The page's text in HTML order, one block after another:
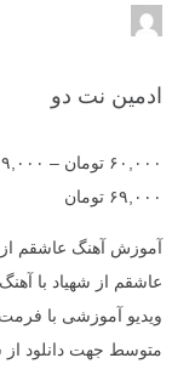
ادمین نت دو
۶۰,۰۰۰ تومان –
۶۹,۰۰۰ تومان
آموزش آهنگ عاشقم از
عاشقم از شهیاد با
متوسط جهت دانلود از